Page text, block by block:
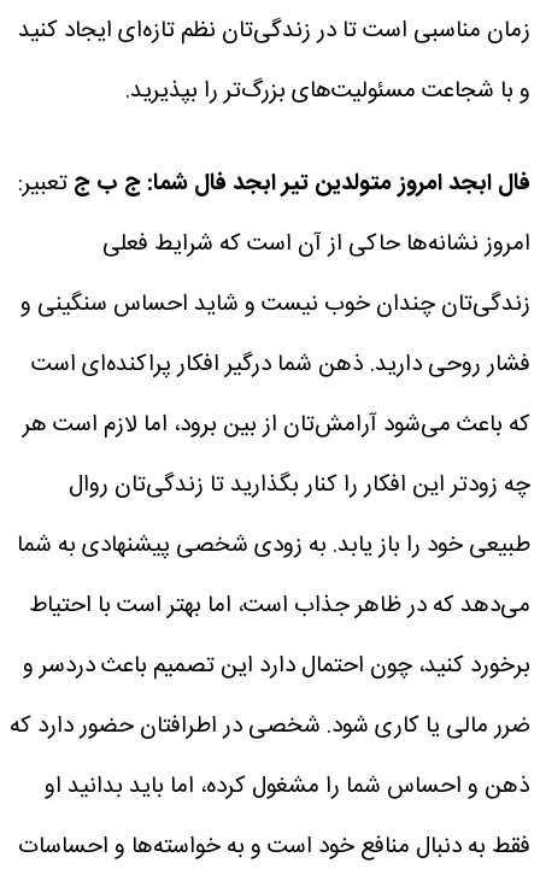
زمان مناسبی است تا در زندگی‌تان نظم تازه‌ای ایجاد کنید
و با شجاعت مسئولیت‌های بزرگ‌تر را بپذیرید.
فال ابجد امروز متولدین تیرابجد فال شما: ج ب جتعبیر:
امروز نشانه‌ها حاکی از آن است که شرایط فعلی
زندگی‌تان چندان خوب نیست و شاید احساس سنگینی و
فشار روحی دارید. ذهن شما درگیر افکار پراکنده‌ای است
که باعث می‌شود آرامش‌تان از بین برود، اما لازم است هر
چه زودتر این افکار را کنار بگذارید تا زندگی‌تان روال
طبیعی خود را باز یابد. به زودی شخصی پیشنهادی به شما
می‌دهد که در ظاهر جذاب است، اما بهتر است با احتیاط
برخورد کنید، چون احتمال دارد این تصمیم باعث دردسر و
ضرر مالی یا کاری شود. شخصی در اطرافتان حضور دارد که
ذهن و احساس شما را مشغول کرده، اما باید بدانید او
فقط به دنبال منافع خود است و به خواسته‌ها و احساسات